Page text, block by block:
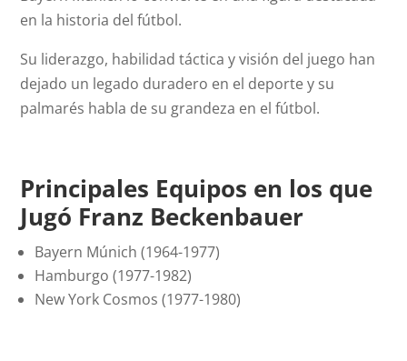
en la historia del fútbol.
Su liderazgo, habilidad táctica y visión del juego han
dejado un legado duradero en el deporte y su
palmarés habla de su grandeza en el fútbol.
Principales Equipos en los que
Jugó Franz Beckenbauer
Bayern Múnich (1964-1977)
Hamburgo (1977-1982)
New York Cosmos (1977-1980)